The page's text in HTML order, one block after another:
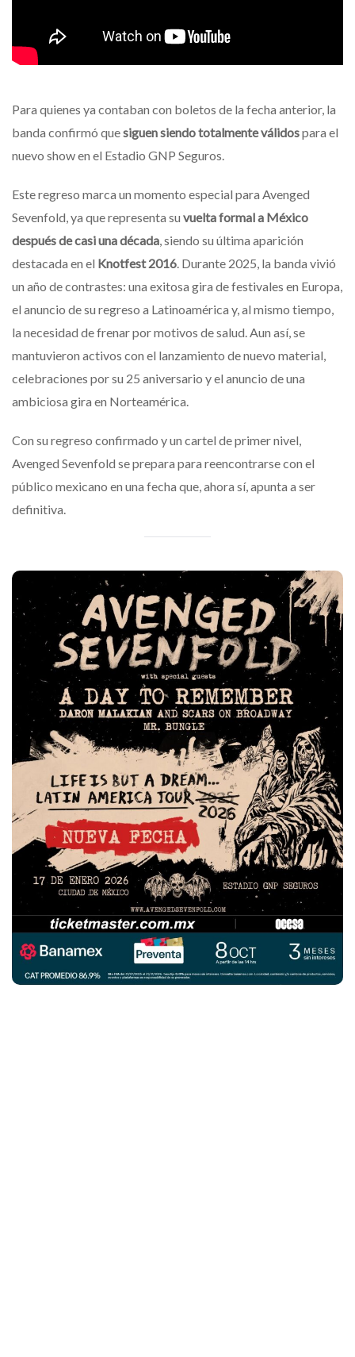
Para quienes ya contaban con boletos de la fecha anterior, la
banda confirmó quesiguen siendo totalmente válidospara el
nuevo show en el Estadio GNP Seguros.
Este regreso marca un momento especial para Avenged
Sevenfold, ya que representa su vuelta formal a México
después de casi una década, siendo su última aparición
destacada en el Knotfest 2016. Durante 2025, la banda vivió
un año de contrastes: una exitosa gira de festivales en Europa,
el anuncio de su regreso a Latinoamérica y, al mismo tiempo,
la necesidad de frenar por motivos de salud. Aun así, se
mantuvieron activos con el lanzamiento de nuevo material,
celebraciones por su 25 aniversario y el anuncio de una
ambiciosa gira en Norteamérica.
Con su regreso confirmado y un cartel de primer nivel,
Avenged Sevenfold se prepara para reencontrarse con el
público mexicano en una fecha que, ahora sí, apunta a ser
definitiva.